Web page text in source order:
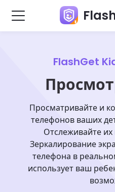
FlashGet
Просматривайте и
телефонов ваших
Отслеживайте
Зеркалирование
телефона в
использует ваш